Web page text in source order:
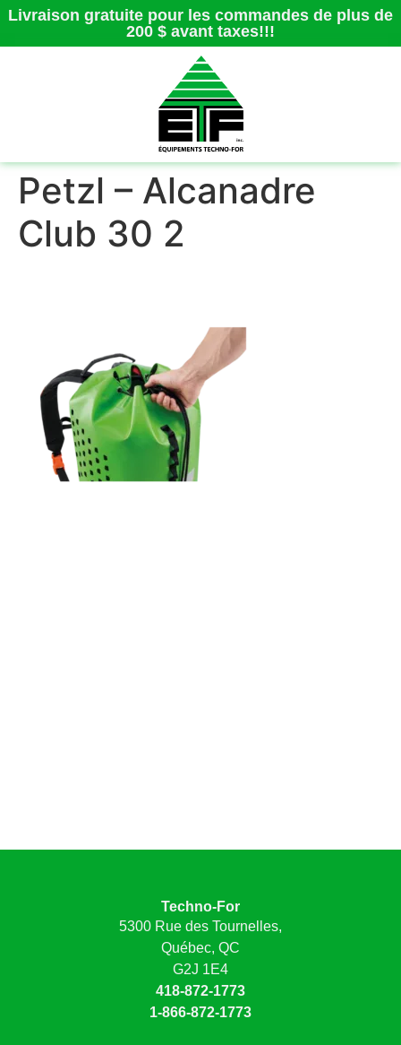
Livraison gratuite pour les commandes de plus de
200 $ avant taxes!!!
Petzl – Alcanadre
Club 30 2
Techno-For
5300 Rue des Tournelles,
Québec, QC
G2J 1E4
418-872-1773
1-866-872-1773